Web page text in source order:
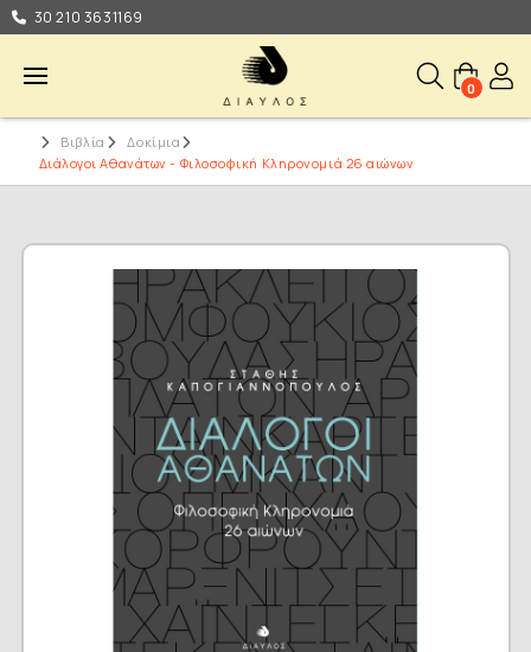
30 210 3631169
0
Βιβλία
Δοκίμια
Διάλογοι Αθανάτων - Φιλοσοφική Κληρονομιά 26 αιώνων